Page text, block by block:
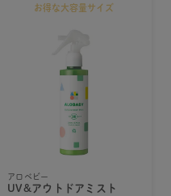
お得な大容量サイズ
アロベビー
UV&アウトドアミスト